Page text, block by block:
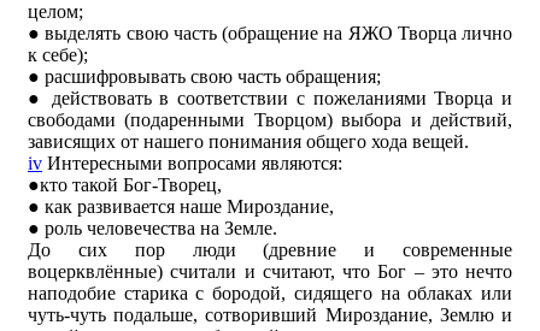
целом;
● выделять свою часть (обращение на ЯЖО Творца лично
к себе);
● расшифровывать свою часть обращения;
● действовать в соответствии с пожеланиями Творца и
свободами (подаренными Творцом) выбора и действий,
зависящих от нашего понимания общего хода вещей.
iv Интересными вопросами являются:
●кто такой Бог-Творец,
● как развивается наше Мироздание,
● роль человечества на Земле.
До сих пор люди (древние и современные
воцерквлённые) считали и считают, что Бог – это нечто
наподобие старика с бородой, сидящего на облаках или
чуть-чуть подальше, сотворивший Мироздание, Землю и